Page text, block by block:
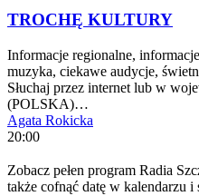
TROCHĘ KULTURY
Informacje regionalne,
muzyka, ciekawe audycje,
Słuchaj przez internet lub w
(POLSKA)…
Agata Rokicka
20:00
Zobacz pełen program Radia
także cofnąć datę w kalendarzu